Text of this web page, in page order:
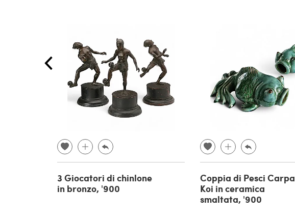
3 Giocatori di chinlone
in bronzo, '900
Coppia di Pesci Carpa
Koi in ceramica
smaltata, '900